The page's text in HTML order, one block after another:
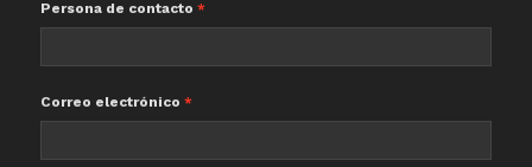
Persona de contacto
Correo electrónico